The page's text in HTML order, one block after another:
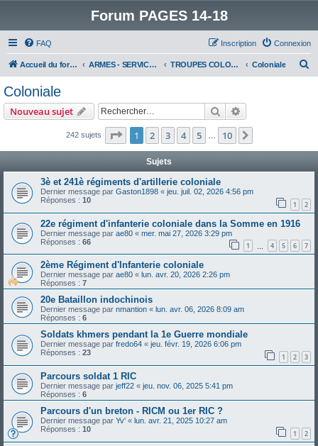
Forum PAGES 14-18
FAQ Connexion
Inscription
Accueil du forum ARMES - SERVICES - UNITES : historiques & discussions TROUPES COLONIALES & ARMEE D'AFRIQUE Coloniale
e
Coloniale
Nouveau sujet Rechercher
242 sujets Page 1sur10
1 2 3 4 5 10
Sujets
3è et 241è régiments d'artillerie coloniale
Dernier message par Gaston1898 « jeu. juil. 02, 2026 4:56 pm
Réponses : 10 1 2
22e régiment d'infanterie coloniale dans la Somme en 1916
Dernier message par ae80 « mer. mai 27, 2026 3:29 pm
Réponses : 66 1 4 5 6 7
2ème Régiment d'Infanterie coloniale
Dernier message par ae80 « lun. avr. 20, 2026 2:26 pm
Réponses : 7
20e Bataillon indochinois
Dernier message par nmantion « lun. avr. 06, 2026 8:09 am
Réponses : 6
Soldats khmers pendant la 1e Guerre mondiale
Dernier message par fredo64 « jeu. févr. 19, 2026 6:06 pm
Réponses : 23 1 2 3
Parcours soldat 1 RIC
Dernier message par jeff22 « jeu. nov. 06, 2025 5:41 pm
Réponses : 6
Parcours d'un breton - RICM ou 1er RIC ?
Dernier message par Yv' « lun. avr. 21, 2025 10:27 am
Réponses : 10 1 2